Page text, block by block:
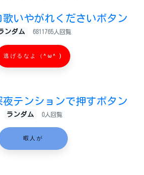
歌いやがれくださいボタン
ンダム 6811765人回覧
逃げるなよ（^ω^ )
夜テンションで押すボタン
ランダム 0人回覧
暇人が